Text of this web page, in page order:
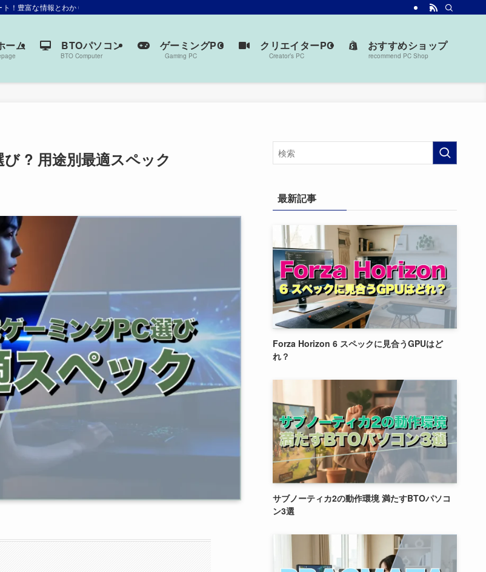
豊富な情報とわかりやすい解説で、あなたにぴったりの一台を見つけよう。
ーム BTOパソコン
BTO Computer
ゲーミングPC
Gaming PC
クリエイターPC
Creator’s PC
おすすめショップ
recommend PC Shop
? 用途別最適スペック
最新記事
Forza Horizon 6 スペックに見合うGPUはど
れ？
サブノーティカ2の動作環境 満たすBTOパソコ
ン3選